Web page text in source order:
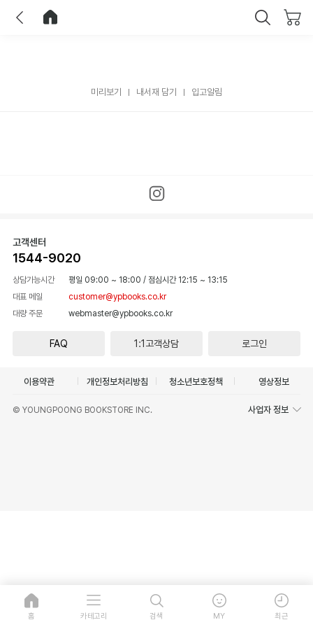
미리보기 내서재 담기 입고알림
고객센터
1544-9020
상담가능시간 평일 09:00 ~ 18:00 / 점심시간 12:15 ~ 13:15
대표 메일
customer@ypbooks.co.kr
대량 주문
webmaster@ypbooks.co.kr
FAQ 1:1고객상담 로그인
이용약관 개인정보처리방침 청소년보호정책 영상정보
© YOUNGPOONG BOOKSTORE INC. 사업자 정보
홈 카테고리 검색 MY 최근